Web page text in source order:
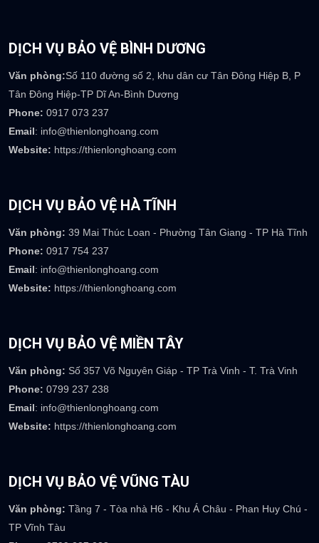
Văn phòng: Biệt thự M2-L7, KĐT Dương Nội, Hà Đông, Hà Nội
Phone:
0922 236 777
Email: info@thienlonghoang.com
Website:https://thienlonghoang.com
DỊCH VỤ BẢO VỆ BÌNH DƯƠNG
Tân Đông Hiệp-TP Dĩ An-Bình Dương
Phone:
0917 073 237
Email: info@thienlonghoang.com
Website:https://thienlonghoang.com
Văn phòng: 39 Mai Thúc Loan - Phường Tân Giang - TP Hà Tĩnh
Phone:
0917 754 237
Email: info@thienlonghoang.com
Website:https://thienlonghoang.com
Văn phòng: Số 357 Võ Nguyên Giáp - TP Trà Vinh - T. Trà Vinh
Phone:
0799 237 238
Email: info@thienlonghoang.com
Website: https://thienlonghoang.com